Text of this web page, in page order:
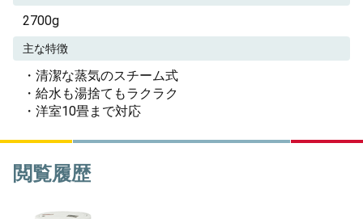
2700g
主な特徴
・清潔な蒸気のスチーム式
・給水も湯捨てもラクラク
・洋室10畳まで対応
閲覧履歴